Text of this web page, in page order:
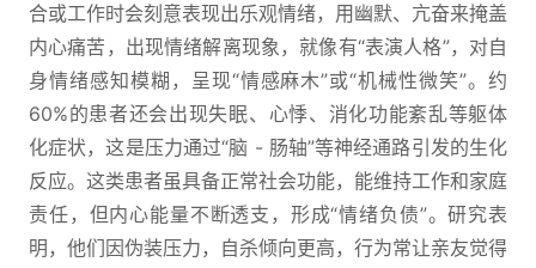
合或工作时会刻意表现出乐观情绪，用幽默、亢奋来掩盖
内心痛苦，出现情绪解离现象，就像有“表演人格”，对自
身情绪感知模糊，呈现“情感麻木”或“机械性微笑”。约
60%的患者还会出现失眠、心悸、消化功能紊乱等躯体
化症状，这是压力通过“脑 - 肠轴”等神经通路引发的生化
反应。这类患者虽具备正常社会功能，能维持工作和家庭
责任，但内心能量不断透支，形成“情绪负债”。研究表
明，他们因伪装压力，自杀倾向更高，行为常让亲友觉得